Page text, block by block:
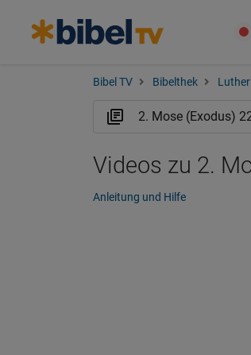
Bibel TV Bibelthek
Videos zu 2.
Anleitung und Hilfe